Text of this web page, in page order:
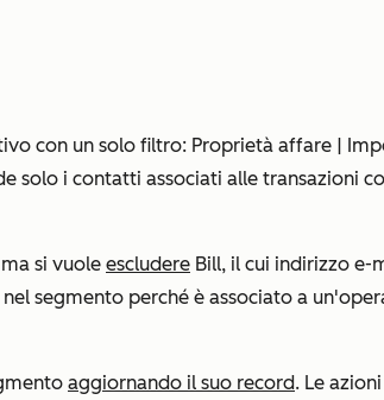
con un solo filtro: Proprietà affare |
solo i contatti associati alle transazioni
si vuole escludere Bill, il cui indirizzo e-
segmento perché è associato a
aggiornando il suo record. Le